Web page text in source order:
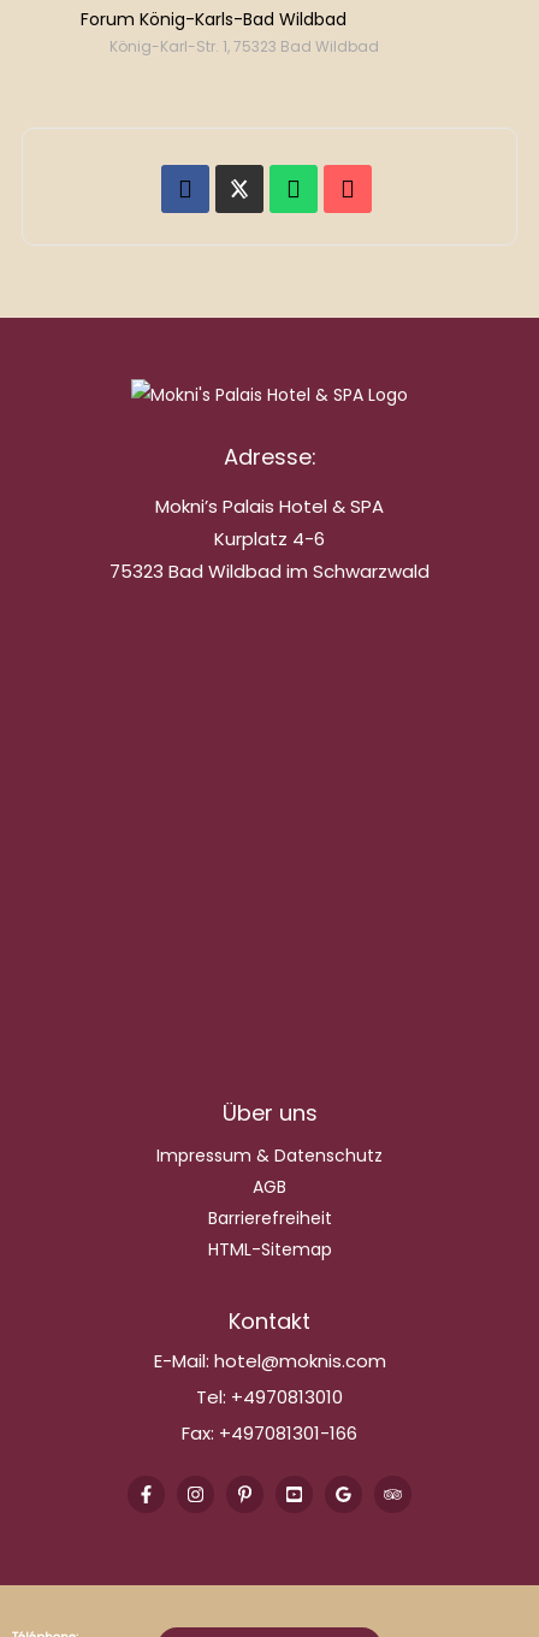
Forum König-Karls-Bad Wildbad
König-Karl-Str. 1, 75323 Bad Wildbad
Adresse:
Mokni’s Palais Hotel & SPA
Kurplatz 4-6
75323 Bad Wildbad im Schwarzwald
Über uns
Impressum & Datenschutz
AGB
Barrierefreiheit
HTML-Sitemap
Kontakt
E-Mail: hotel@moknis.com
Tel: +4970813010
Fax: +497081301-166